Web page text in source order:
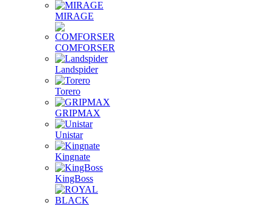
MIRAGE
COMFORSER
Landspider
Torero
GRIPMAX
Unistar
Kingnate
KingBoss